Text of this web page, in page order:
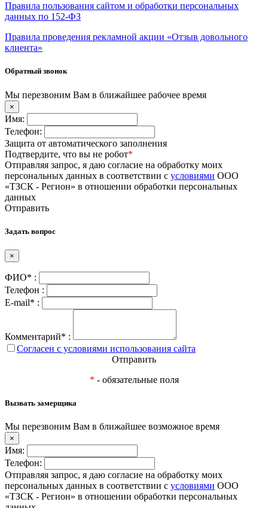
Правила пользования сайтом и обработки персональных
данных по 152-ФЗ
Правила проведения рекламной акции «Отзыв довольного
клиента»
Обратный звонок
Мы перезвоним Вам в ближайшее рабочее время
×
Имя:
Телефон:
Защита от автоматического заполнения
Подтвердите, что вы не робот*
Отправляя запрос, я даю согласие на обработку моих
персональных данных в соответствии с условиями ООО
«ТЗСК - Регион» в отношении обработки персональных
данных
Отправить
Задать вопрос
×
ФИО* :
Телефон :
E-mail* :
Комментарий* :
Согласен с условиями использования сайта
Отправить
* - обязательные поля
Вызвать замерщика
Мы перезвоним Вам в ближайшее возможное время
×
Имя:
Телефон:
Отправляя запрос, я даю согласие на обработку моих
персональных данных в соответствии с условиями ООО
«ТЗСК - Регион» в отношении обработки персональных